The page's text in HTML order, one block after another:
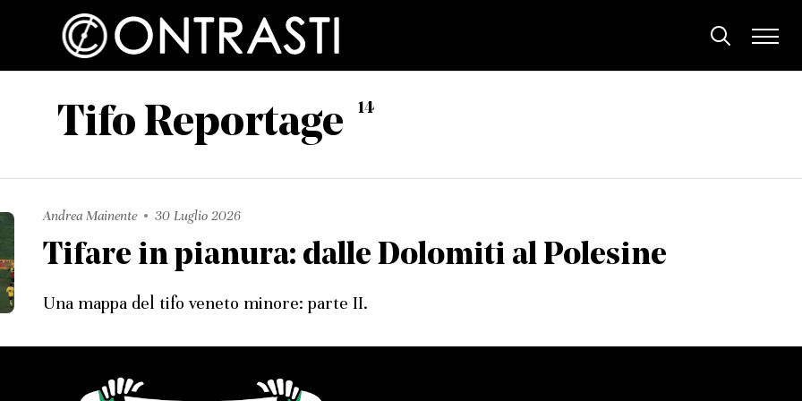
Tifo Reportage 14
Andrea Mainente 30 Luglio 2026
Tifare in pianura: dalle Dolomiti al Polesine
Una mappa del tifo veneto minore: parte II.